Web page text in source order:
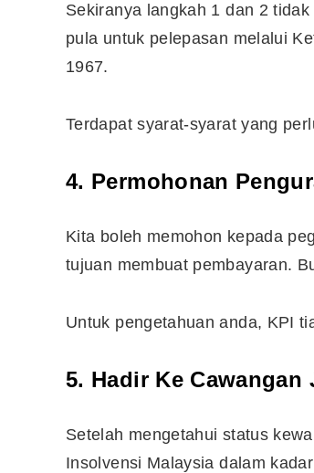
Sekiranya langkah 1 dan 2
pula untuk pelepasan melalui
1967.
Terdapat syarat-syarat yang
4. Permohonan
Kita boleh memohon kepada
tujuan membuat pembayaran.
Untuk pengetahuan anda, KPI
5. Hadir Ke
Setelah mengetahui status
Insolvensi Malaysia dalam